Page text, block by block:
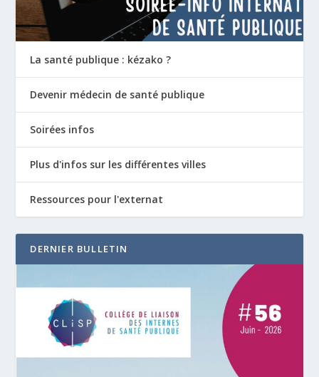
La santé publique : kézako ?
Devenir médecin de santé publique
Soirées infos
Plus d'infos sur les différentes villes
Ressources pour l'externat
DERNIER BULLETIN